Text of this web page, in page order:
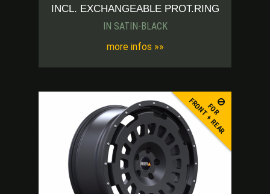
INCL. EXCHANGEABLE PROT.RING
IN SATIN-BLACK
more infos »»
FOR
FRONT + REAR